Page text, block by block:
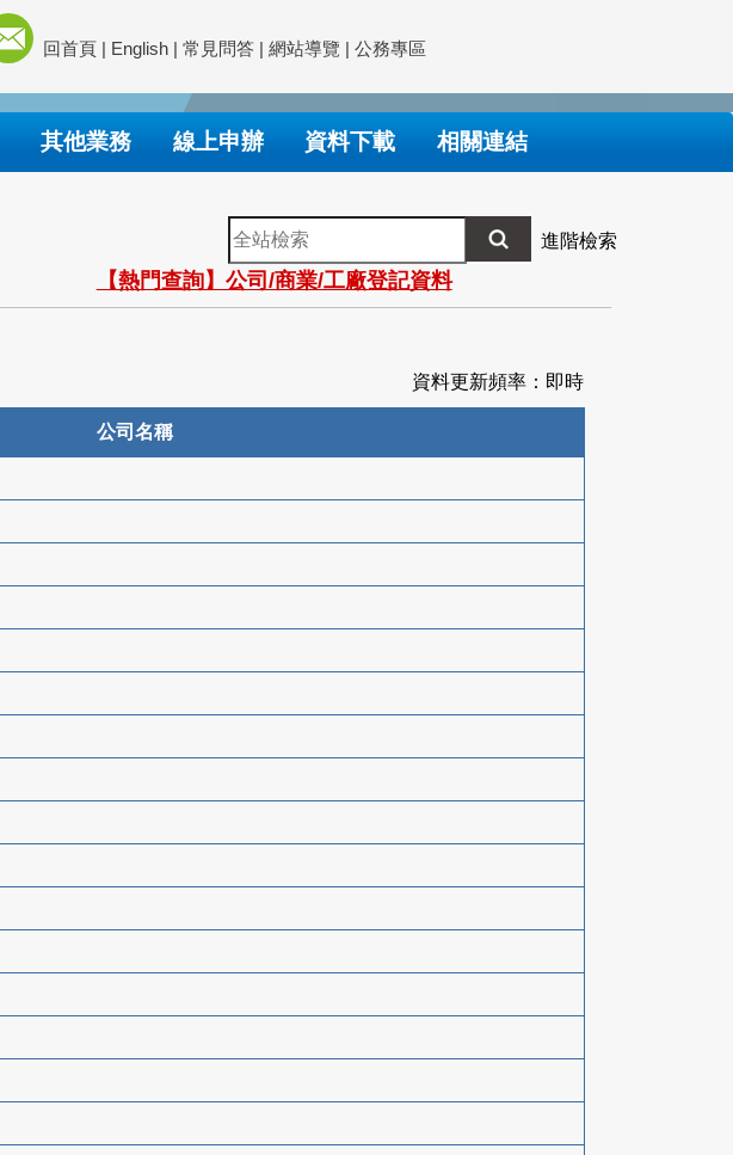
回首頁 | English | 常見問答 | 網站導覽 | 公務專區
其他業務 線上申辦 資料下載 相關連結
全
站
檢
索
進階檢索
【熱門查詢】公司/商業/工廠登記資料
資料更新頻率：即時
公司名稱